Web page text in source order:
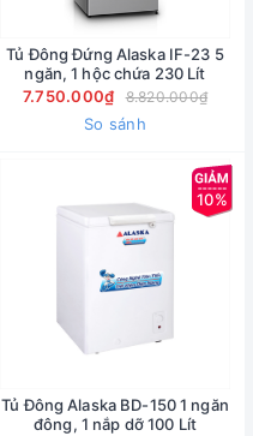
Tủ Đông Đứng Alaska IF-23 5
ngăn, 1 hộc chứa 230 Lít
7.750.000₫
8.820.000₫
So sánh
10%
Tủ Đông Alaska BD-150 1 ngăn
đông, 1 nắp dỡ 100 Lít